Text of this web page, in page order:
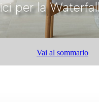
Vai al sommario